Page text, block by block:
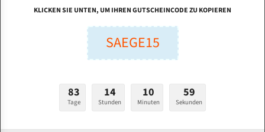
Länge (mm):
Stärken + Zahnteilung:
mm
Fleischerei Bandsägeblätter
Bandmesser Glatt Meterware
Konvex Meterware
KLICKEN SIE UNTEN, UM IHREN GUTSCHEINCODE ZU KOPIEREN
SAEGE15
83
Tage
14
Stunden
10
Minuten
58
Sekunden